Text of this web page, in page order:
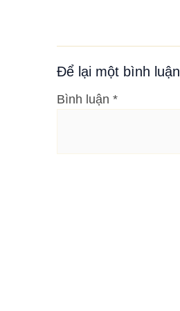
Để lại một bình luận
Bình luận *